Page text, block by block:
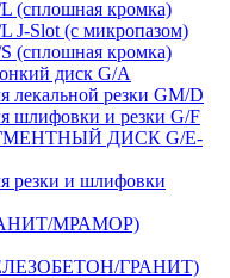
(сплошная кромка)
J-Slot (с микропазом)
(сплошная кромка)
диск G/A
лекальной резки GM/D
шлифовки и резки G/F
ДИСК G/E-
резки и шлифовки
МРАМОР)
ГРАНИТ)